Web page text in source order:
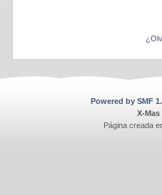
Powered by SMF
X-Mas
Página creada